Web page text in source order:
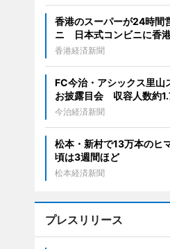
香港のスーパーが24時間
ニ 日本式コンビニに香
香港経済新聞
FC今治・アシックス里山
お披露目会 収容人数約
今治経済新聞
松本・新村で13万本の
頃は3週間ほど
松本経済新聞
プレスリリース